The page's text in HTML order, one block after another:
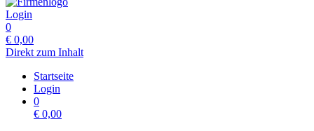
Login
0
€ 0,00
Direkt zum Inhalt
Startseite
Login
0
€ 0,00